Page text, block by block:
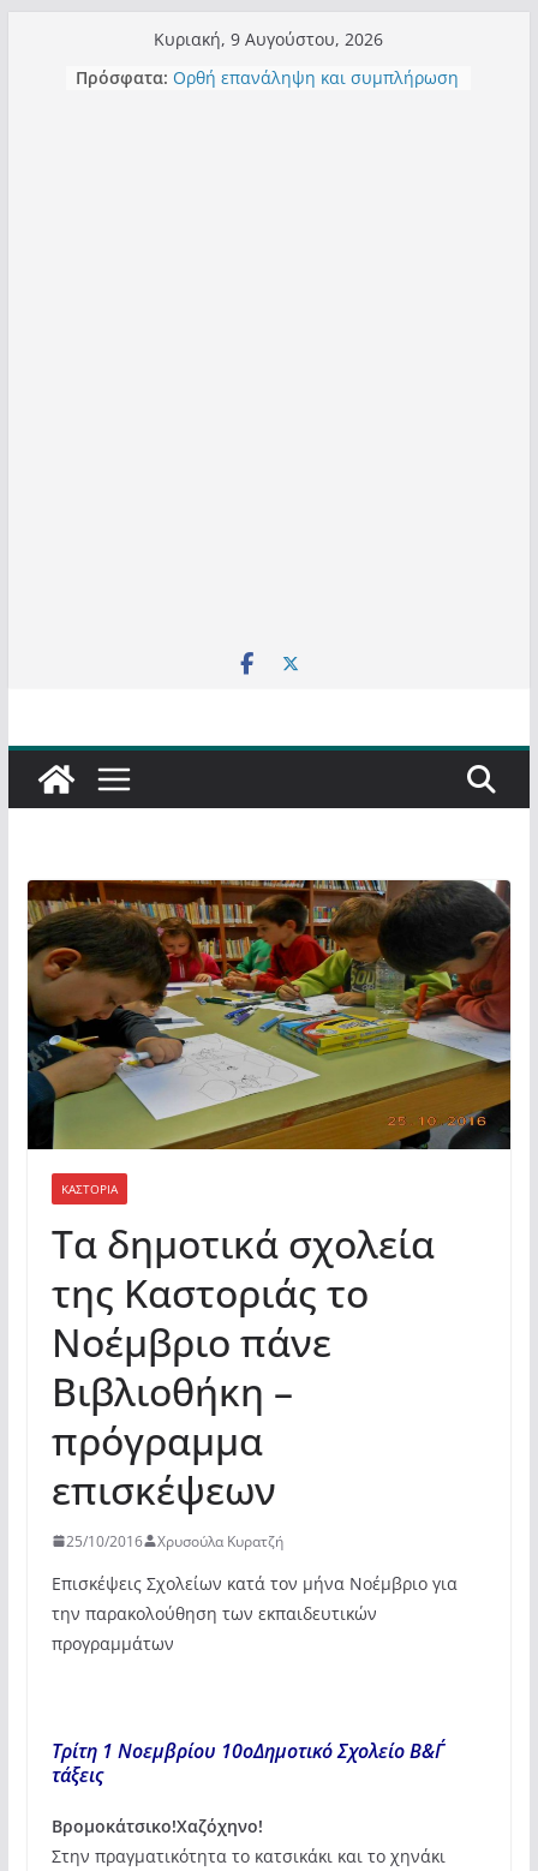
περιεχόμενο
Κυριακή, 9 Αυγούστου, 2026
Πρόσφατα: Ορθή επανάληψη και συμπλήρωση
ΚΑΣΤΟΡΙΆ
Τα δημοτικά σχολεία
της Καστοριάς το
Νοέμβριο πάνε
Βιβλιοθήκη –
πρόγραμμα
επισκέψεων
25/10/2016 Χρυσούλα Κυρατζή
Επισκέψεις Σχολείων κατά τον μήνα Νοέμβριο για
την παρακολούθηση των εκπαιδευτικών
προγραμμάτων
Τρίτη 1 Νοεμβρίου 10οΔημοτικό Σχολείο Β&Γ΄
τάξεις
Βρομοκάτσικο!Χαζόχηνο!
Στην πραγματικότητα το κατσικάκι και το χηνάκι